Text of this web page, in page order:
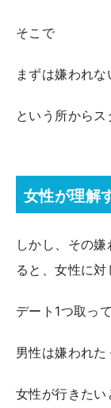
そこで
まずは嫌われな
という所からス
女性が理解
しかし、その
ると、女性に対
デート1つ取っ
男性は嫌われた
女性が行きたい